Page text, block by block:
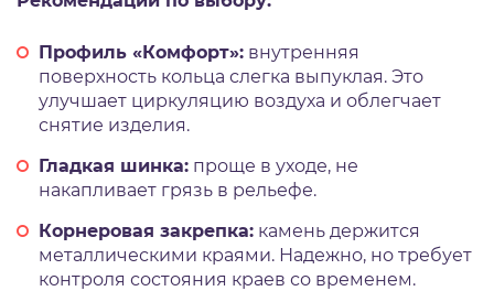
Профиль «Комфорт»: внутренняя
поверхность кольца слегка выпуклая. Это
улучшает циркуляцию воздуха и облегчает
снятие изделия.
Гладкая шинка: проще в уходе, не
накапливает грязь в рельефе.
Корнеровая закрепка: камень держится
металлическими краями. Надежно, но требует
контроля состояния краев со временем.